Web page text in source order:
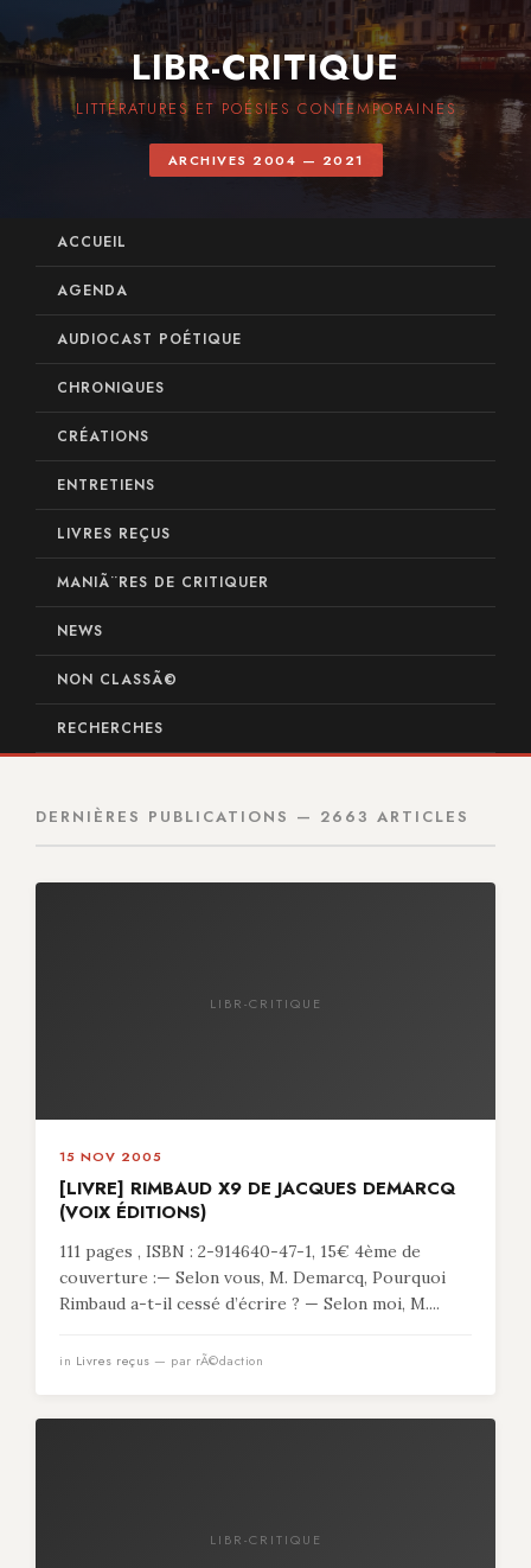
LIBR-CRITIQUE
LITTÉRATURES ET POÉSIES CONTEMPORAINES
ARCHIVES 2004 — 2021
ACCUEIL
AGENDA
AUDIOCAST POÉTIQUE
CHRONIQUES
CRÉATIONS
ENTRETIENS
LIVRES REÇUS
MANIÃ¨RES DE CRITIQUER
NEWS
NON CLASSÃ©
RECHERCHES
DERNIÈRES PUBLICATIONS — 2663 ARTICLES
LIBR-CRITIQUE
15 NOV 2005
[LIVRE] RIMBAUD X9 DE JACQUES DEMARCQ
(VOIX ÉDITIONS)
111 pages , ISBN : 2-914640-47-1, 15€ 4ème de
couverture :— Selon vous, M. Demarcq, Pourquoi
Rimbaud a-t-il cessé d’écrire ? — Selon moi, M....
in Livres reçus — par rÃ©daction
LIBR-CRITIQUE